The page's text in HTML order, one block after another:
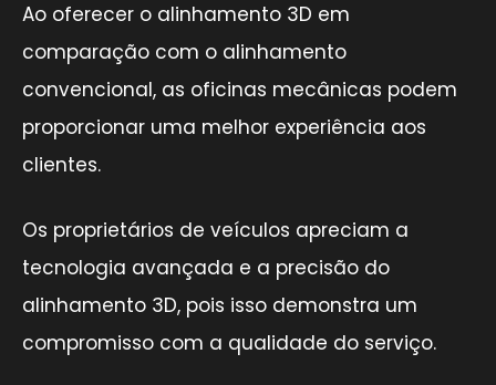
Ao oferecer o alinhamento 3D em
comparação com o alinhamento
convencional, as oficinas mecânicas podem
proporcionar uma melhor experiência aos
clientes.
Os proprietários de veículos apreciam a
tecnologia avançada e a precisão do
alinhamento 3D, pois isso demonstra um
compromisso com a qualidade do serviço.